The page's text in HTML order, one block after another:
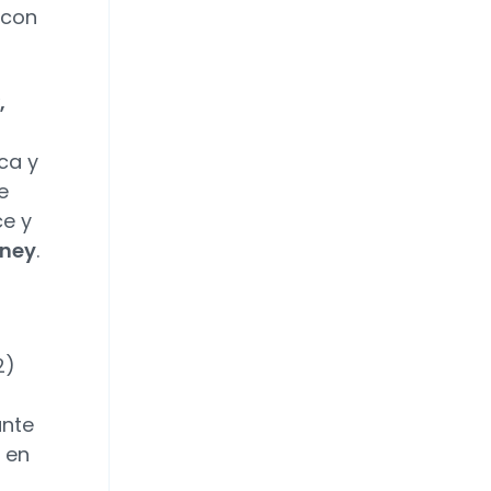
y
y
.